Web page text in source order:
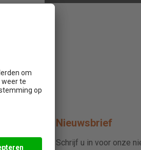
Nieuwsbrief
Schrijf u in voor onze